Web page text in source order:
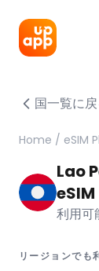
国一覧に
Home / eSIM
Lao
eSIM
利用可
リージョンでも